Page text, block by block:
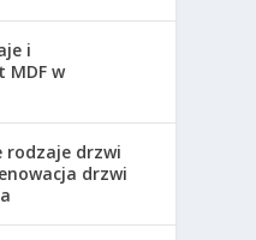
i
MDF w
rodzaje drzwi
drzwi